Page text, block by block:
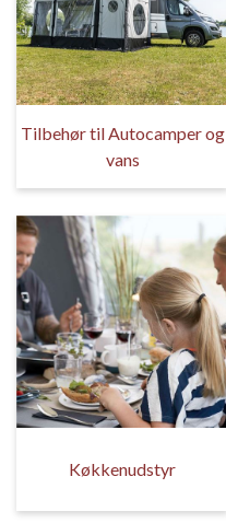
Tilbehør til Autocamper og
vans
Køkkenudstyr